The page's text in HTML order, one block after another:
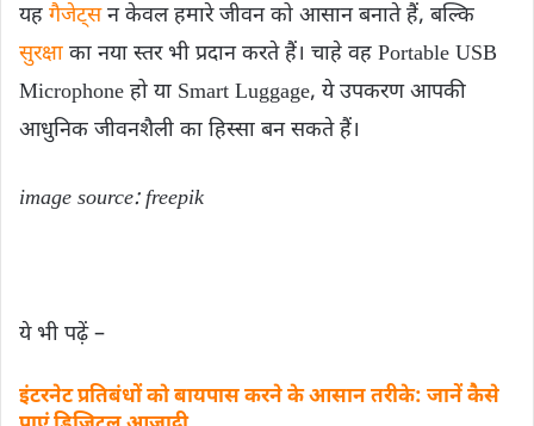
यह गैजेट्सन केवल हमारे जीवन को आसान बनाते हैं, बल्कि
सुरक्षा का नया स्तर भी प्रदान करते हैं। चाहे वह Portable USB
Microphone हो या Smart Luggage, ये उपकरण आपकी
आधुनिक जीवनशैली का हिस्सा बन सकते हैं।
image source: freepik
ये भी पढ़ें –
इंटरनेट प्रतिबंधों को बायपास करने के आसान तरीके: जानें कैसे